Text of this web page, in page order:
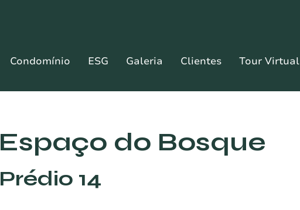
Condomínio ESG Galeria Clientes Tour Virtual
Espaço do Bosque
Prédio 14